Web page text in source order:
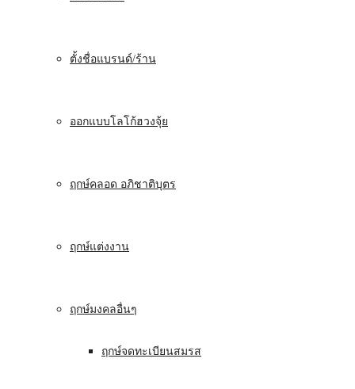
ตั้งชื่อแบรนด์/ร้าน
ออกแบบโลโก้ฮวงจุ้ย
ฤกษ์คลอด อภิชาติบุตร
ฤกษ์แต่งงาน
ฤกษ์มงคลอื่นๆ
ฤกษ์จดทะเบียนสมรส